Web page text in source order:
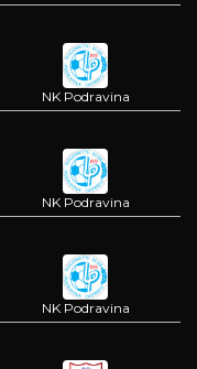
NK Podravina
NK Podravina
NK Podravina